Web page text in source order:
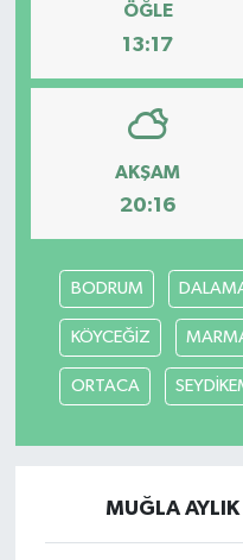
ÖĞLE
13:17
AKŞAM
20:16
BODRUM
KÖYCEĞİZ
ORTACA
MUĞLA